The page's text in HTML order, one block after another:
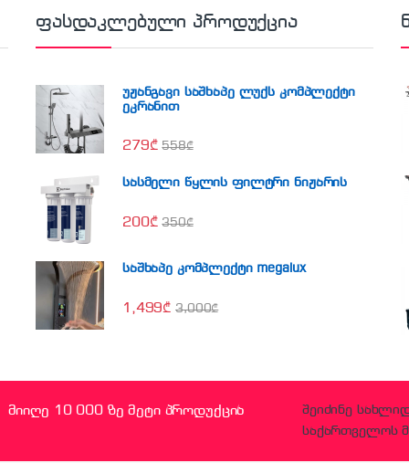
ფასდაკლებული პროდუქცია
უჟანგავი საშხაპე ლუქს კომპლექტი
ეკრანით
279₾ 558₾
სასმელი წყლის ფილტრი ნიჟარის
200₾ 350₾
საშხაპე კომპლექტი megalux
1,499₾ 3,000₾
მიიღე 10 000 ზე მეტი პროდუქცია
შეიძინე
საქართველოს